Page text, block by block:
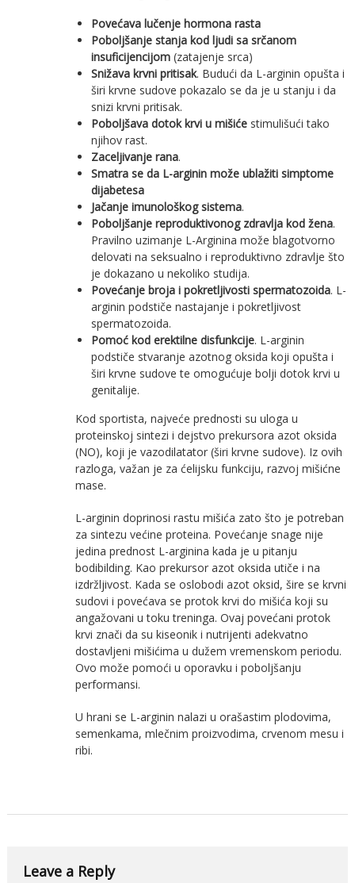
Povećava lučenje hormona rasta
Poboljšanje stanja kod ljudi sa srčanom
insuficijencijom(zatajenje srca)
Snižava krvni pritisak. Budući da L-arginin opušta i
širi krvne sudove pokazalo se da je u stanju i da
snizi krvni pritisak.
Poboljšava dotok krvi u mišićestimulišući tako
njihov rast.
Zaceljivanje rana.
Smatra se da L-arginin može ublažiti simptome
dijabetesa
Jačanje imunološkog sistema.
Poboljšanje reproduktivonog zdravlja kod žena.
Pravilno uzimanje L-Arginina može blagotvorno
delovati na seksualno i reproduktivno zdravlje što
je dokazano u nekoliko studija.
Povećanje broja i pokretljivosti spermatozoida. L-
arginin podstiče nastajanje i pokretljivost
spermatozoida.
Pomoć kod erektilne disfunkcije. L-arginin
podstiče stvaranje azotnog oksida koji opušta i
širi krvne sudove te omogućuje bolji dotok krvi u
genitalije.
Kod sportista, najveće prednosti su uloga u
proteinskoj sintezi i dejstvo prekursora azot oksida
(NO), koji je vazodilatator (širi krvne sudove). Iz ovih
razloga, važan je za ćelijsku funkciju, razvoj mišićne
mase.
L-arginin doprinosi rastu mišića zato što je potreban
za sintezu većine proteina. Povećanje snage nije
jedina prednost L-arginina kada je u pitanju
bodibilding. Kao prekursor azot oksida utiče i na
izdržljivost. Kada se oslobodi azot oksid, šire se krvni
sudovi i povećava se protok krvi do mišića koji su
angažovani u toku treninga. Ovaj povećani protok
krvi znači da su kiseonik i nutrijenti adekvatno
dostavljeni mišićima u dužem vremenskom periodu.
Ovo može pomoći u oporavku i poboljšanju
performansi.
U hrani se L-arginin nalazi u orašastim plodovima,
semenkama, mlečnim proizvodima, crvenom mesu i
ribi.
Leave a Reply